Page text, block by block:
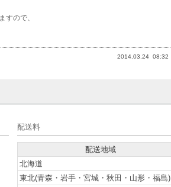
すので、
2014.03.24 08:32
配送料
配送地域
北海道
東北(青森・岩手・宮城・秋田・山形・福島)